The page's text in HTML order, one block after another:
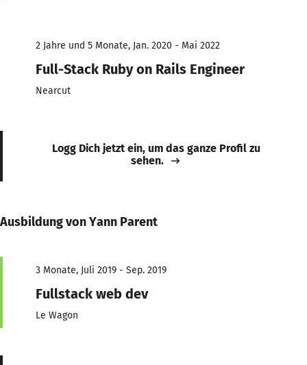
2 Jahre und 5 Monate, Jan. 2020 - Mai 2022
Full-Stack Ruby on Rails Engineer
Nearcut
Logg Dich jetzt ein, um das ganze Profil zu
sehen.
Ausbildung von Yann Parent
3 Monate, Juli 2019 - Sep. 2019
Fullstack web dev
Le Wagon